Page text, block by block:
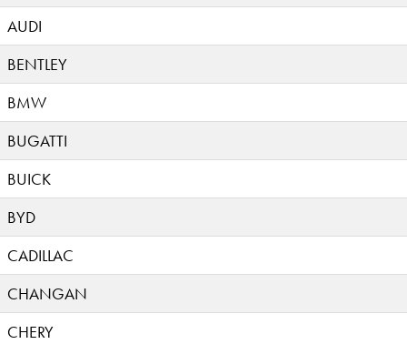
AUDI
BENTLEY
BMW
BUGATTI
BUICK
BYD
CADILLAC
CHANGAN
CHERY